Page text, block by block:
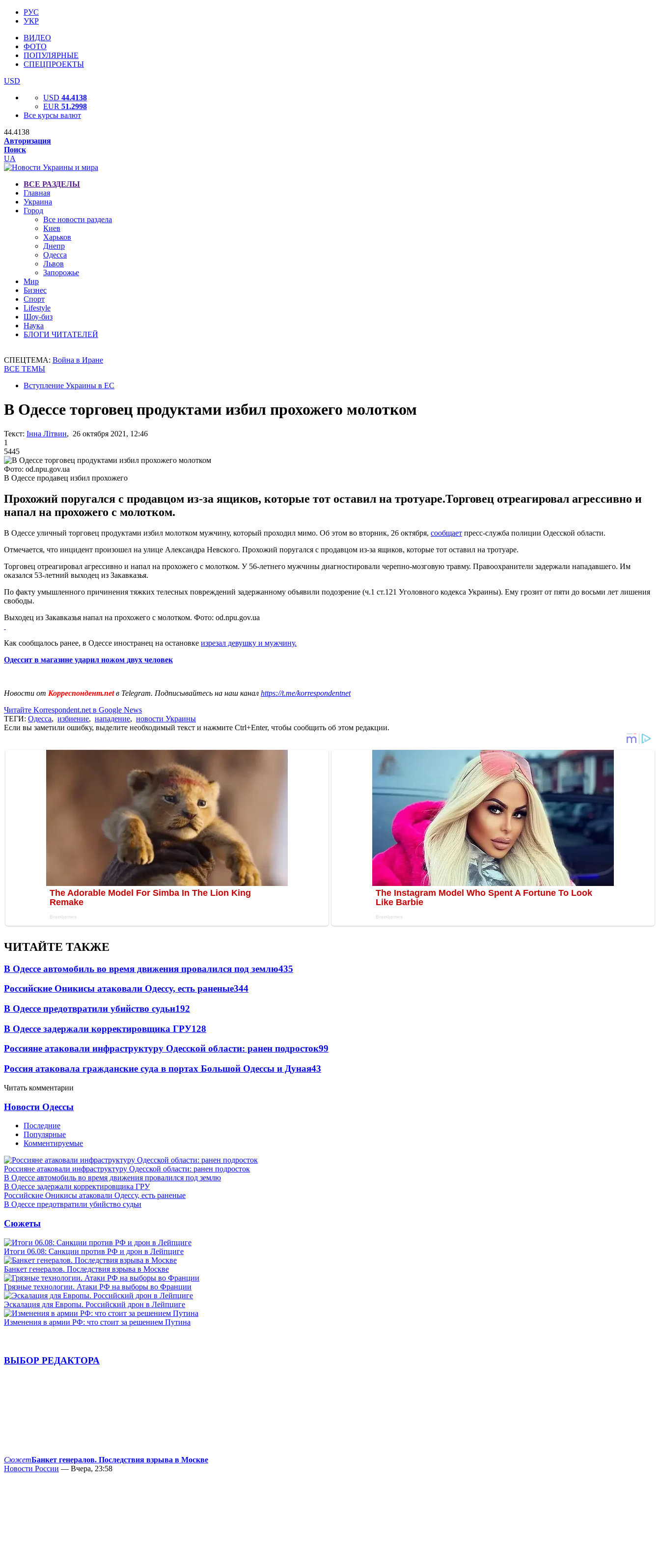
РУС
УКР
ВИДЕО
ФОТО
ПОПУЛЯРНЫЕ
СПЕЦПРОЕКТЫ
USD
USD 44.4138
EUR 51.2998
Все курсы валют
44.4138
Авторизация
Поиск
UA
ВСЕ РАЗДЕЛЫ
Главная
Украина
Город
Все новости раздела
Киев
Харьков
Днепр
Одесса
Львов
Запорожье
Мир
Бизнес
Спорт
Lifestyle
Шоу-биз
Наука
БЛОГИ ЧИТАТЕЛЕЙ
СПЕЦТЕМА: Война в Иране
ВСЕ ТЕМЫ
Вступление Украины в ЕС
В Одессе торговец продуктами избил прохожего молотком
Текст: Інна Літвин, 26 октября 2021, 12:46
1
5445
Фото: od.npu.gov.ua
В Одессе продавец избил прохожего
Прохожий поругался с продавцом из-за ящиков, которые тот оставил на тротуаре.Торговец отреагировал агрессивно и
напал на прохожего с молотком.
В Одессе уличный торговец продуктами избил молотком мужчину, который проходил мимо. Об этом во вторник, 26 октября, сообщает пресс-служба полиции Одесской области.
Отмечается, что инцидент произошел на улице Александра Невского. Прохожий поругался с продавцом из-за ящиков, которые тот оставил на тротуаре.
Торговец отреагировал агрессивно и напал на прохожего с молотком. У 56-летнего мужчины диагностировали черепно-мозговую травму. Правоохранители задержали нападавшего. Им
оказался 53-летний выходец из Закавказья.
По факту умышленного причинения тяжких телесных повреждений задержанному объявили подозрение (ч.1 ст.121 Уголовного кодекса Украины). Ему грозит от пяти до восьми лет лишения
свободы.
Выходец из Закавказья напал на прохожего с молотком. Фото: od.npu.gov.ua
Как сообщалось ранее, в Одессе иностранец на остановке изрезал девушку и мужчину.
Одессит в магазине ударил ножом двух человек
Новости от Корреспондент.netв Telegram. Подписывайтесь на наш канал https://t.me/korrespondentnet
Читайте Korrespondent.net в Google News
ТЕГИ: Одесса, избиение, нападение, новости Украины
Если вы заметили ошибку, выделите необходимый текст и нажмите Ctrl+Enter, чтобы сообщить об этом редакции.
ЧИТАЙТЕ ТАКЖЕ
В Одессе автомобиль во время движения провалился под землю435
Российские Оникисы атаковали Одессу, есть раненые344
В Одессе предотвратили убийство судьи192
В Одессе задержали корректировщика ГРУ128
Россияне атаковали инфраструктуру Одесской области: ранен подросток99
Россия атаковала гражданские суда в портах Большой Одессы и Дуная43
Читать комментарии
Новости Одессы
Последние
Популярные
Комментируемые
Россияне атаковали инфраструктуру Одесской области: ранен подросток
В Одессе автомобиль во время движения провалился под землю
В Одессе задержали корректировщика ГРУ
Российские Оникисы атаковали Одессу, есть раненые
В Одессе предотвратили убийство судьи
Сюжеты
Итоги 06.08: Санкции против РФ и дрон в Лейпциге
Банкет генералов. Последствия взрыва в Москве
Грязные технологии. Атаки РФ на выборы во Франции
Эскалация для Европы. Российский дрон в Лейпциге
Изменения в армии РФ: что стоит за решением Путина
ВЫБОР РЕДАКТОРА
СюжетБанкет генералов. Последствия взрыва в Москве
Новости России — Вчера, 23:58